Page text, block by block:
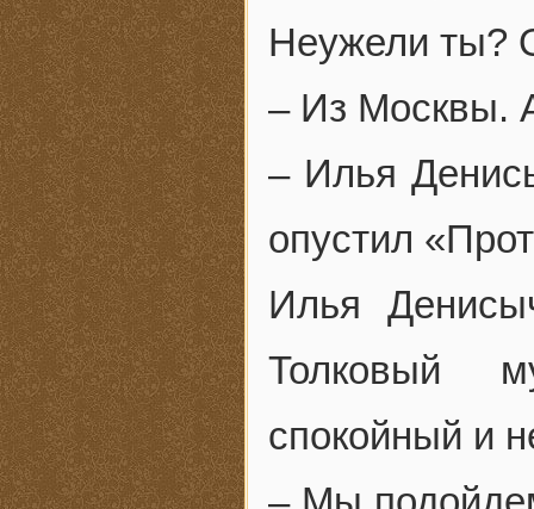
Неужели ты?
– Из Москвы.
– Илья
опустил
Илья
Толковый
спокойный и